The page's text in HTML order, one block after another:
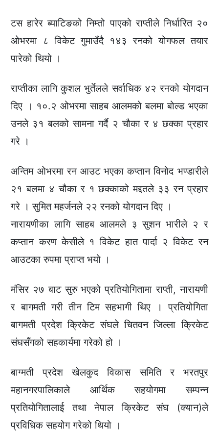
टस हारेर ब्याटिङको निम्तो पाएको राप्तीले निर्धारित २०
ओभरमा ८ विकेट गुमाउँदै १४३ रनको योगफल तयार
पारेको थियो ।
राप्तीका लागि कुशल भुर्तेलले सर्वाधिक ४२ रनको योगदान
दिए । १०.२ ओभरमा साहब आलमको बलमा बोल्ड भएका
उनले ३१ बलको सामना गर्दै २ चौका र ४ छक्का प्रहार
गरे ।
अन्तिम ओभरमा रन आउट भएका कप्तान विनोद भण्डारीले
२१ बलमा ४ चौका र १ छक्काको मद्दतले ३३ रन प्रहार
गरे । सुमित महर्जनले २२ रनको योगदान दिए ।
नारायणीका लागि साहब आलमले ३ सुशन भारीले २ र
कप्तान करण केसीले १ विकेट हात पार्दा २ विकेट रन
आउटका रुपमा प्राप्त भयो ।
मंसिर २७ बाट सुरु भएको प्रतियोगितामा राप्ती, नारायणी
र बागमती गरी तीन टिम सहभागी थिए । प्रतियोगिता
बागमती प्रदेश क्रिकेट संघले चितवन जिल्ला क्रिकेट
संघसँगको सहकार्यमा गरेको हो ।
बाग्मती प्रदेश खेलकुद विकास समिति र भरतपुर
महानगरपालिकाले आर्थिक सहयोगमा सम्पन्न
प्रतियोगितालाई तथा नेपाल क्रिकेट संघ (क्यान)ले
प्रविधिक सहयोग गरेको थियो ।